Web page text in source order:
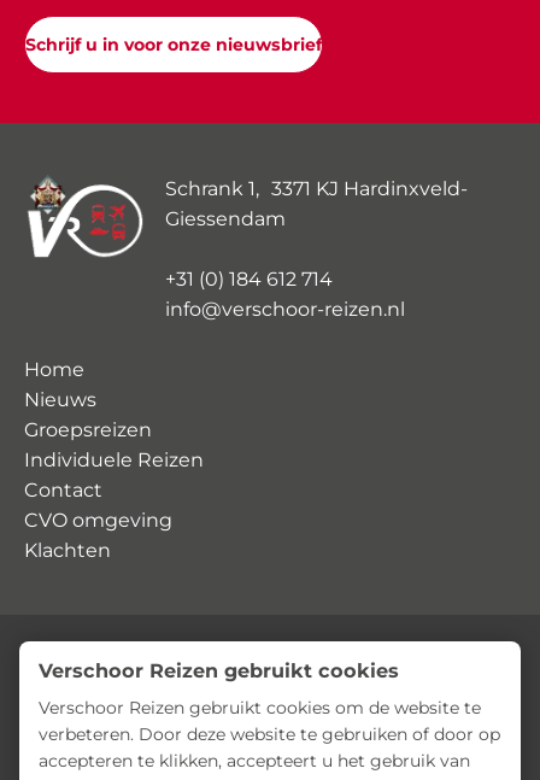
Schrijf u in voor onze nieuwsbrief
Schrank 1, 3371 KJ Hardinxveld-
Giessendam
+31 (0) 184 612 714
info@verschoor-reizen.nl
Home
Nieuws
Groepsreizen
Individuele Reizen
Contact
CVO omgeving
Klachten
Privacyverklaring
Verschoor Reizen gebruikt cookies
Verschoor Reizen gebruikt cookies om de website te
verbeteren. Door deze website te gebruiken of door op
accepteren te klikken, accepteert u het gebruik van